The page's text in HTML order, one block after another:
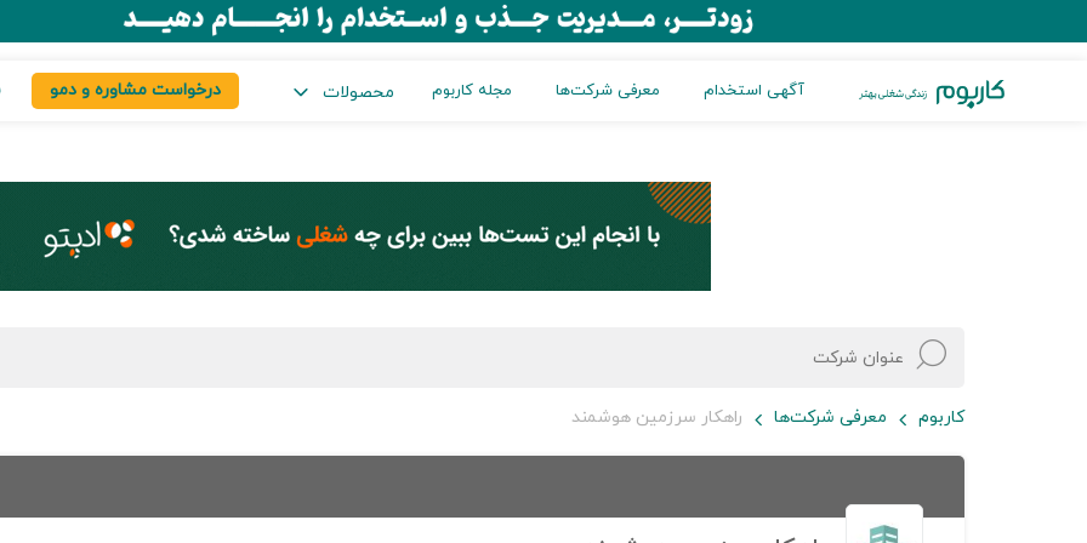
آگهی استخدام معرفی شرکت‌ها مجله کاربوم محصولات درخواست مشاوره و دمو
کاربوم معرفی شرکت‌ها راهکار سرزمین هوشمند